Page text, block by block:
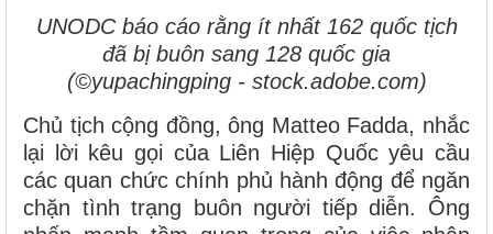
UNODC báo cáo rằng ít nhất 162 quốc tịch
đã bị buôn sang 128 quốc gia
(©yupachingping - stock.adobe.com)
Chủ tịch cộng đồng, ông Matteo Fadda, nhắc
lại lời kêu gọi của Liên Hiệp Quốc yêu cầu
các quan chức chính phủ hành động để ngăn
chặn tình trạng buôn người tiếp diễn. Ông